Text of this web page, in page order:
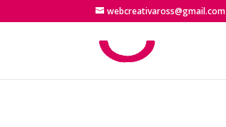
webcreativaross@gmail.com